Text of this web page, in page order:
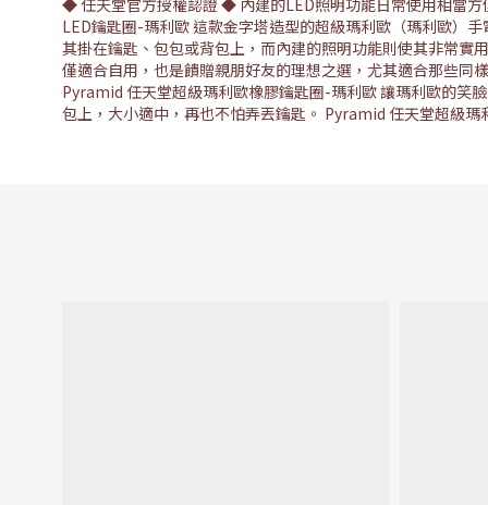
◆ 任天堂官方授權認證 ◆ 內建的LED照明功能日常使用相當
LED鑰匙圈-瑪利歐 這款金字塔造型的超級瑪利歐（瑪利歐）
其掛在鑰匙、包包或背包上，而內建的照明功能則使其非常實
僅適合自用，也是饋贈親朋好友的理想之選，尤其適合那些同
Pyramid 任天堂超級瑪利歐橡膠鑰匙圈-瑪利歐 讓瑪利歐的笑
包上，大小適中，再也不怕弄丟鑰匙。 Pyramid 任天堂超級